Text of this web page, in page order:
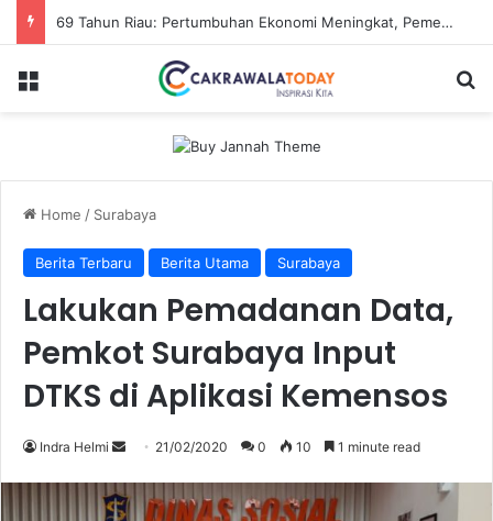
69 Tahun Riau: Pertumbuhan Ekonomi Meningkat, Pemerataan jadi Tantangan
Menu
Home / Surabaya
Berita Terbaru Berita Utama Surabaya
Lakukan Pemadanan Data,
Pemkot Surabaya Input
DTKS di Aplikasi Kemensos
Indra Helmi
Send
email
21/02/2020 0 10 1 minute read